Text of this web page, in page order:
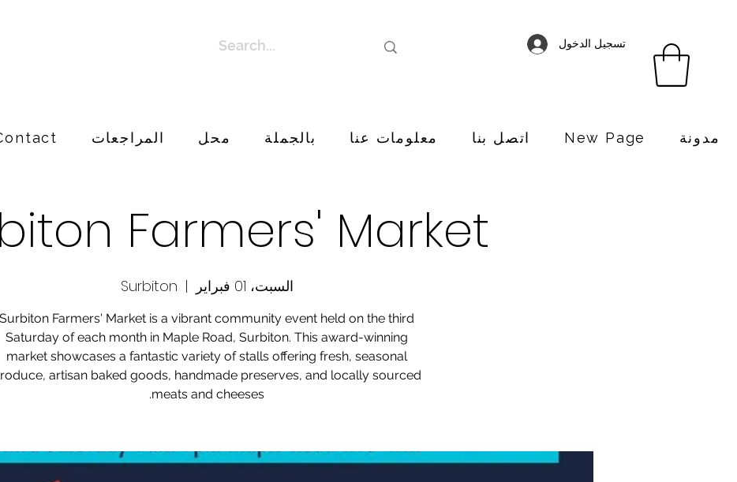
تسجيل الدخول
المراجعات محل بالجملة معلومات عنا اتصل بنا New Page مدونة
Farmers' Market
السبت، 01 فبراير
  |
Surbiton
Surbiton Farmers' Market is a vibrant community event held on the third
Saturday of each month in Maple Road, Surbiton. This award-winning
market showcases a fantastic variety of stalls offering fresh, seasonal
artisan baked goods, handmade preserves, and locally sourced
meats and cheeses.